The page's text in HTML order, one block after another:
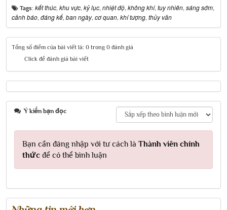
Tags: kết thúc, khu vực, kỷ lục, nhiệt độ, không khí, tuy nhiên, sáng sớm,
cảnh báo, đáng kể, ban ngày, cơ quan, khí tượng, thủy văn
Tổng số điểm của bài viết là: 0 trong 0 đánh giá
Click để đánh giá bài viết
Ý kiến bạn đọc
Bạn cần đăng nhập với tư cách là Thành viên chính
thức để có thể bình luận